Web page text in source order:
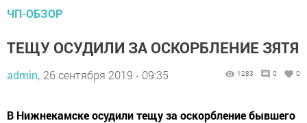
ЧП-ОБЗОР
ТЕЩУ ОСУДИЛИ ЗА ОСКОРБЛЕНИЕ ЗЯТЯ
admin, 26 сентября 2019 - 09:35 1283 0 0
В Нижнекамске осудили тещу за оскорбление бывшего